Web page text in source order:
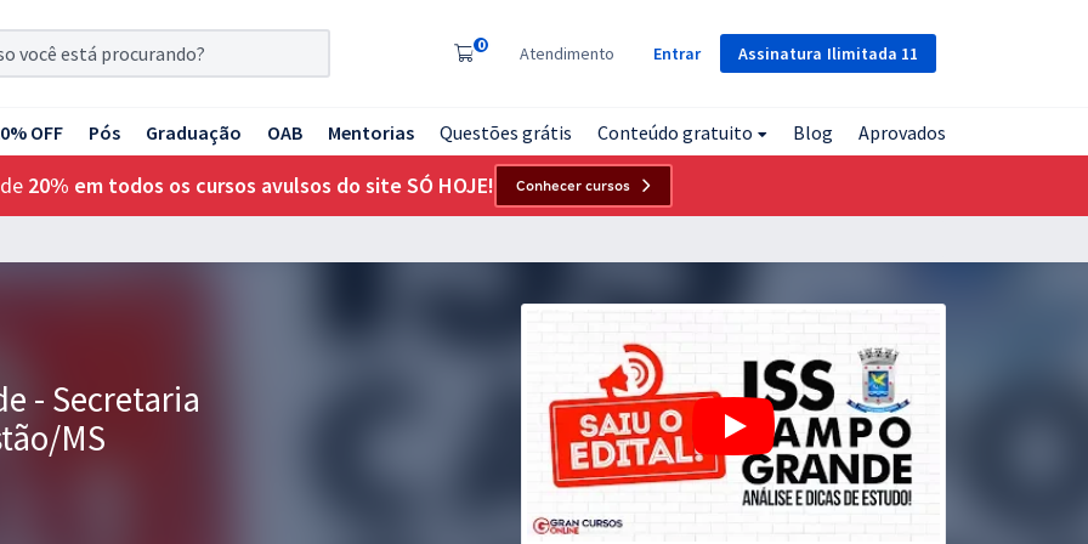
Assinatura Ilimitada 11
0 Atendimento Entrar
OFF Pós Graduação OAB Mentorias Questões grátis Conteúdo gratuito Blog Aprovados
20% em todos os cursos avulsos do site SÓ HOJE! Conhecer cursos
- Secretaria
MS